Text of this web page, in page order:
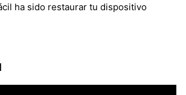
ha sido restaurar tu dispositivo